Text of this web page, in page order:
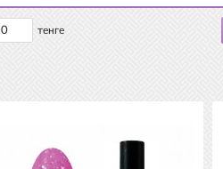
тенге